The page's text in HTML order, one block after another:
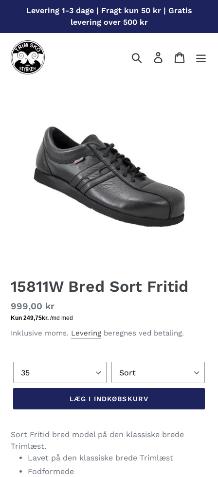
Levering 1-3 dage | Fragt kun 50 kr | Gratis
levering over 500 kr
Søg Log ind
15811W Bred Sort Fritid
Normalpris
999,00 kr
Inklusive moms. Levering beregnes ved betaling.
LÆG I INDKØBSKURV
produkt
din
indkøbskurv
Sort Fritid bred model på den klassiske brede
Trimlæst.
Lavet på den klassiske brede Trimlæst
Fodformede